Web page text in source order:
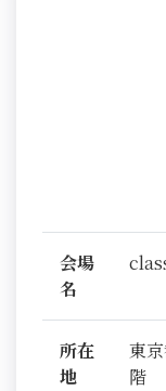
会場
名
所在
地
東
階